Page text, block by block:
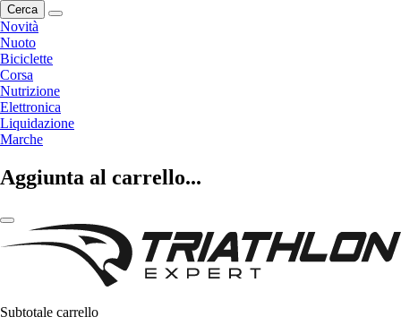
Cerca
Novità
Nuoto
Biciclette
Corsa
Nutrizione
Elettronica
Liquidazione
Marche
Aggiunta al carrello...
Subtotale carrello